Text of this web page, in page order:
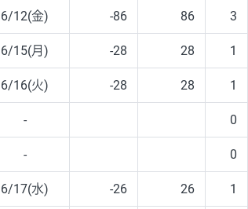
6/12(金) -86 86 3
6/15(月) -28 28 1
6/16(火) -28 28 1
- 0
- 0
6/17(水) -26 26 1